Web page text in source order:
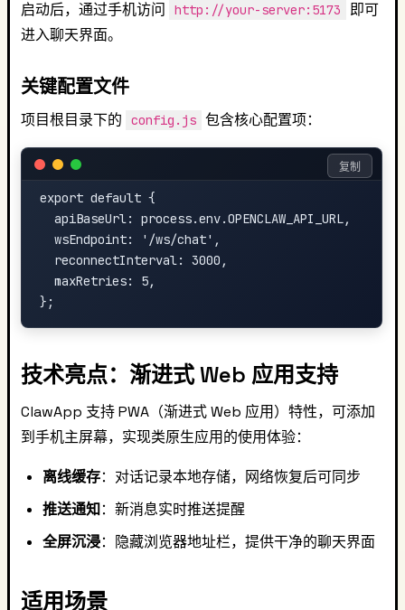
启动后，通过手机访问 http://your-server:5173
即可
进入聊天界面。
关键配置文件
项目根目录下的 config.js 包含核心配置项：
export default {
  apiBaseUrl: process.env.OPENCLAW_API_URL,
  wsEndpoint: '/ws/chat',
  reconnectInterval: 3000,
  maxRetries: 5,
复制
技术亮点：渐进式 Web 应用支持
ClawApp 支持 PWA（渐进式 Web 应用）特性，可添加
到手机主屏幕，实现类原生应用的使用体验：
离线缓存：对话记录本地存储，网络恢复后可同步
推送通知：新消息实时推送提醒
全屏沉浸：隐藏浏览器地址栏，提供干净的聊天界面
适用场景